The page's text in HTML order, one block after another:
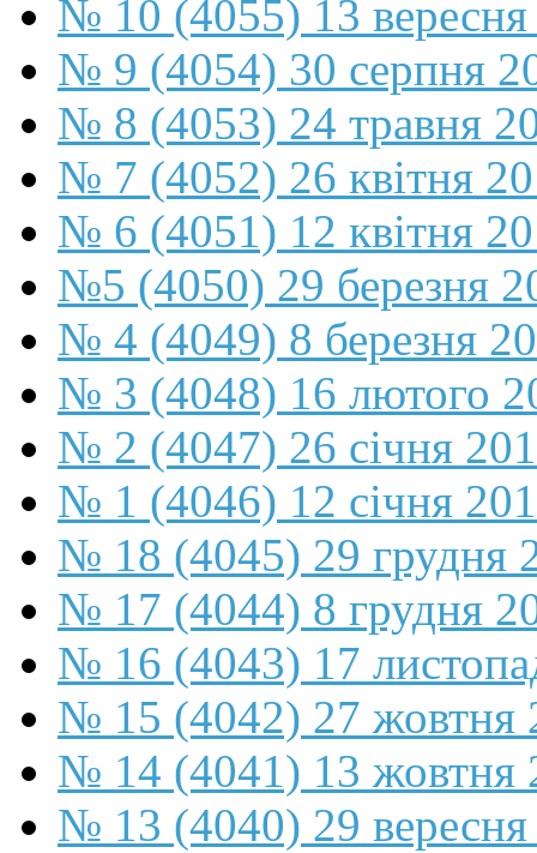
№ 10 (4055) 13
№ 9 (4054) 30 серпня
№ 8 (4053) 24 травня
№ 7 (4052) 26 квітня
№ 6 (4051) 12 квітня
№5 (4050) 29 березня
№ 4 (4049) 8 березня
№ 3 (4048) 16 лютого
№ 2 (4047) 26 січня
№ 1 (4046) 12 січня
№ 18 (4045) 29 грудня
№ 17 (4044) 8 грудня
№ 16 (4043) 17
№ 15 (4042) 27 жовтня
№ 14 (4041) 13 жовтня
№ 13 (4040) 29